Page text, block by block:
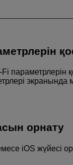
Fi параметрлерін
экранында
орнату
iOS жүйесі